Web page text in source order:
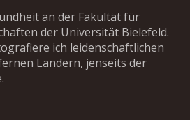
an der Fakultät für
der Universität Bielefeld.
ich leidenschaftlichen
Ländern, jenseits der